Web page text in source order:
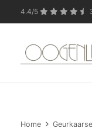
4.4/5
Home